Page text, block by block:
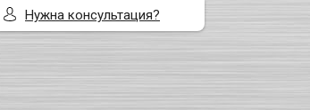
Нужна консультация?